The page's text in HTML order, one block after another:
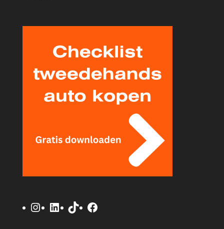
Instagram
LinkedIn
TikTokFacebook